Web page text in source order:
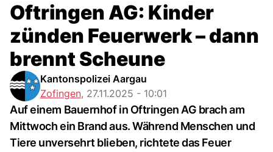
Oftringen AG: Kinder
zünden Feuerwerk – dann
brennt Scheune
Kantonspolizei Aargau
Zofingen, 27.11.2025 - 10:01
Auf einem Bauernhof in Oftringen AG brach am
Mittwoch ein Brand aus. Während Menschen und
Tiere unversehrt blieben, richtete das Feuer